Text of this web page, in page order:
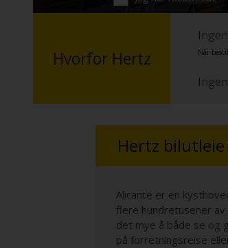
Hvorfor Hertz Når
Hertz
Alicante er en
flere hundretusener
det mye å både se og
på forretningsreise